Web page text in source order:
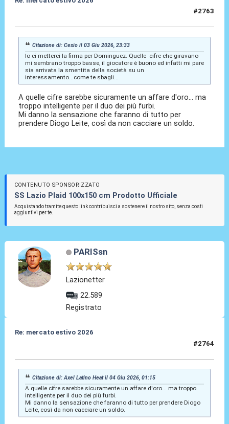
#2763
Citazione di: Cesio il 03 Giu 2026, 23:33
Io ci metterei la firma per Dominguez. Quelle cifre che giravano
mi sembrano troppo basse, il giocatore è buono ed infatti mi pare
sia arrivata la smentita della società su un
interessamento...come te sbagli...
A quelle cifre sarebbe sicuramente un affare d'oro... ma
troppo intelligente per il duo dei più furbi.
Mi danno la sensazione che faranno di tutto per
prendere Diogo Leite, così da non cacciare un soldo.
CONTENUTO SPONSORIZZATO
SS Lazio Plaid 100x150 cm Prodotto Ufficiale
Acquistando tramite questo link contribuisci a sostenere il nostro sito, senza costi
aggiuntivi per te.
PARISsn
Lazionetter
22.589
Registrato
Re: mercato estivo 2026
#2764
Citazione di: Axel Latino Heat il 04 Giu 2026, 01:15
A quelle cifre sarebbe sicuramente un affare d'oro... ma troppo
intelligente per il duo dei più furbi.
Mi danno la sensazione che faranno di tutto per prendere Diogo
Leite, così da non cacciare un soldo.